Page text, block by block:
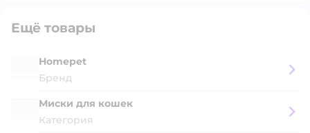
Ещё товары
Homepet
Бренд
Миски для кошек
Категория